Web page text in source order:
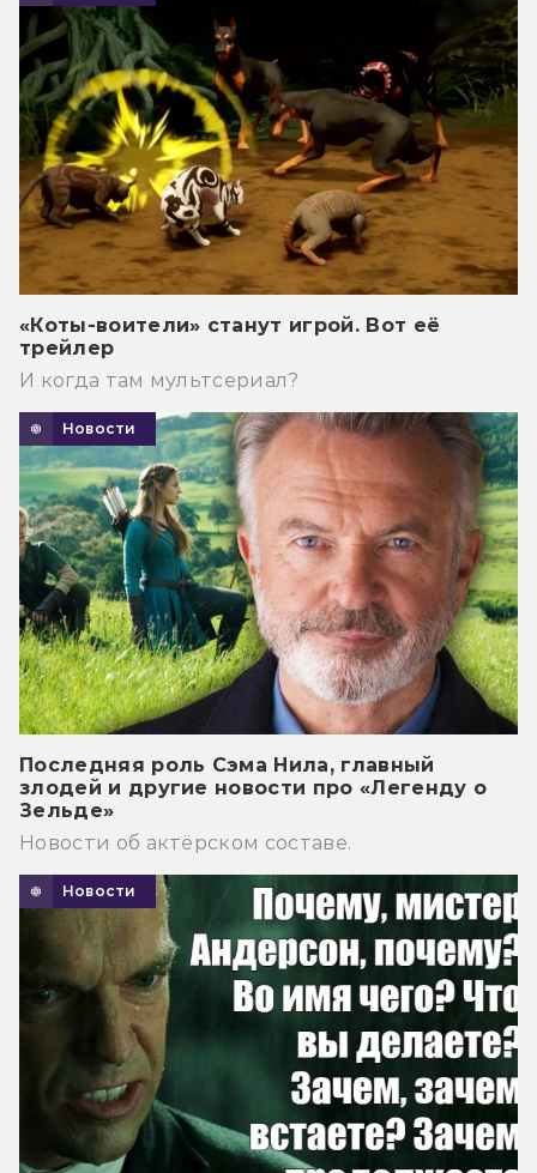
«Коты-воители» станут игрой. Вот её
трейлер
И когда там мультсериал?
Новости
Последняя роль Сэма Нила, главный
злодей и другие новости про «Легенду о
Зельде»
Новости об актёрском составе.
Новости